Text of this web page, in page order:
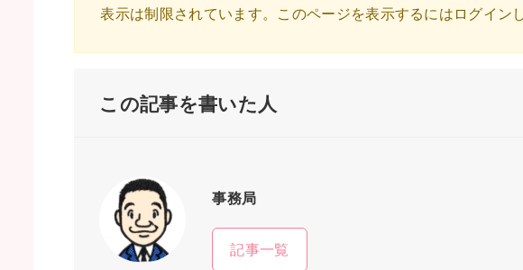
表示は制限されています。このページを表示するにはログイン
この記事を書いた人
事務局
記事一覧